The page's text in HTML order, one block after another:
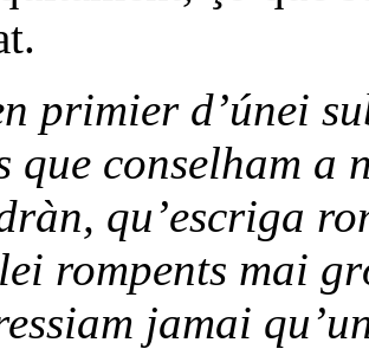
primier d’únei
que conselham
qu’escriga
rompents mai
jamai